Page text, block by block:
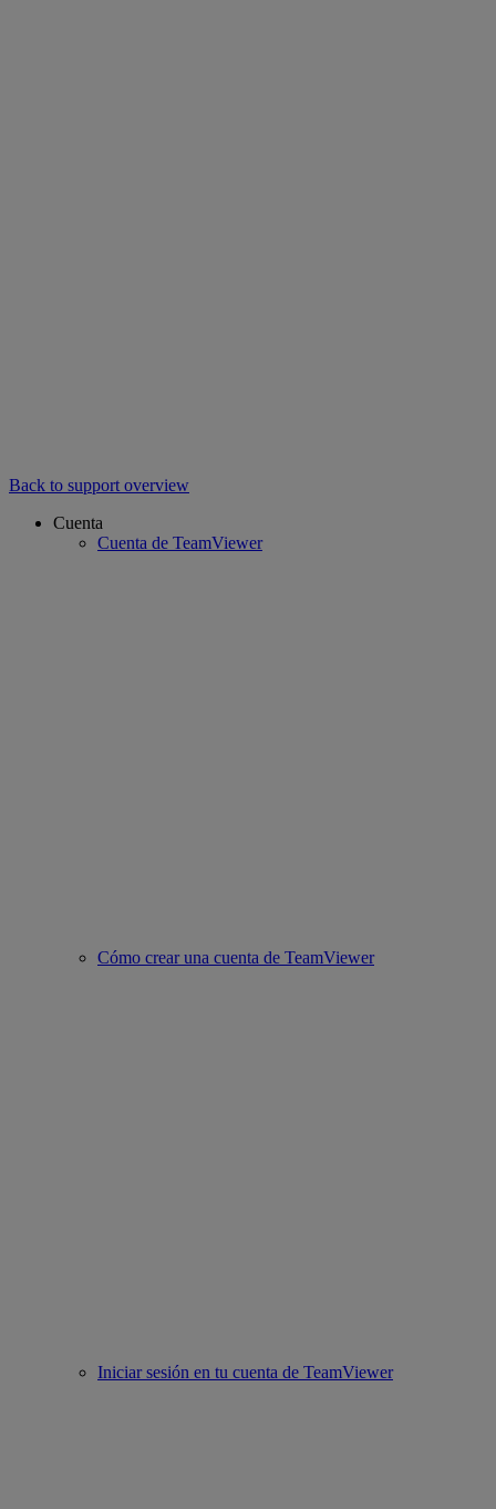
Back to support overview
Cuenta
Cuenta de TeamViewer
Cómo crear una cuenta de TeamViewer
Iniciar sesión en tu cuenta de TeamViewer